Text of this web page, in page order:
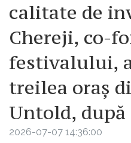
calitate de
Chereji, co-
festivalului,
treilea oraș
Untold,
2026-07-07 14:36:00